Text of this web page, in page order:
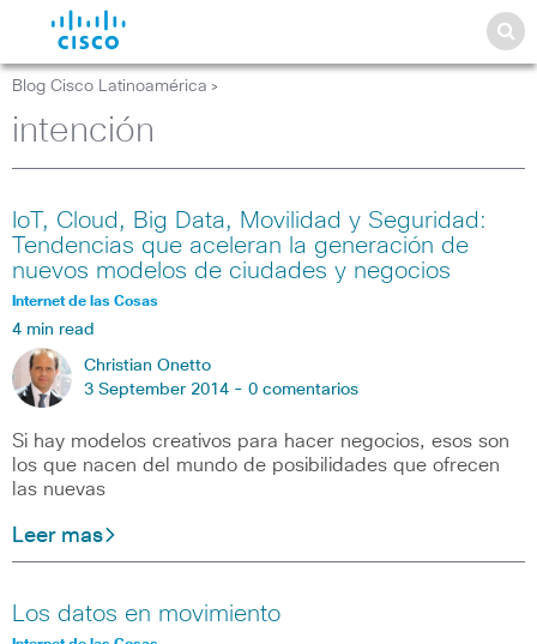
Blog Cisco Latinoamérica >
intención
IoT, Cloud, Big Data, Movilidad y Seguridad:
Tendencias que aceleran la generación de
nuevos modelos de ciudades y negocios
Internet de las Cosas
4 min read
Christian Onetto
3 September 2014 - 0 comentarios
Si hay modelos creativos para hacer negocios, esos son
los que nacen del mundo de posibilidades que ofrecen
las nuevas
Leer mas
Los datos en movimiento